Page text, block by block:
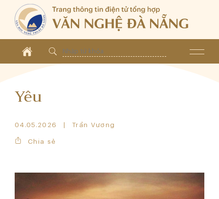
Yêu
04.05.2026 Trần Vương
Chia sẻ